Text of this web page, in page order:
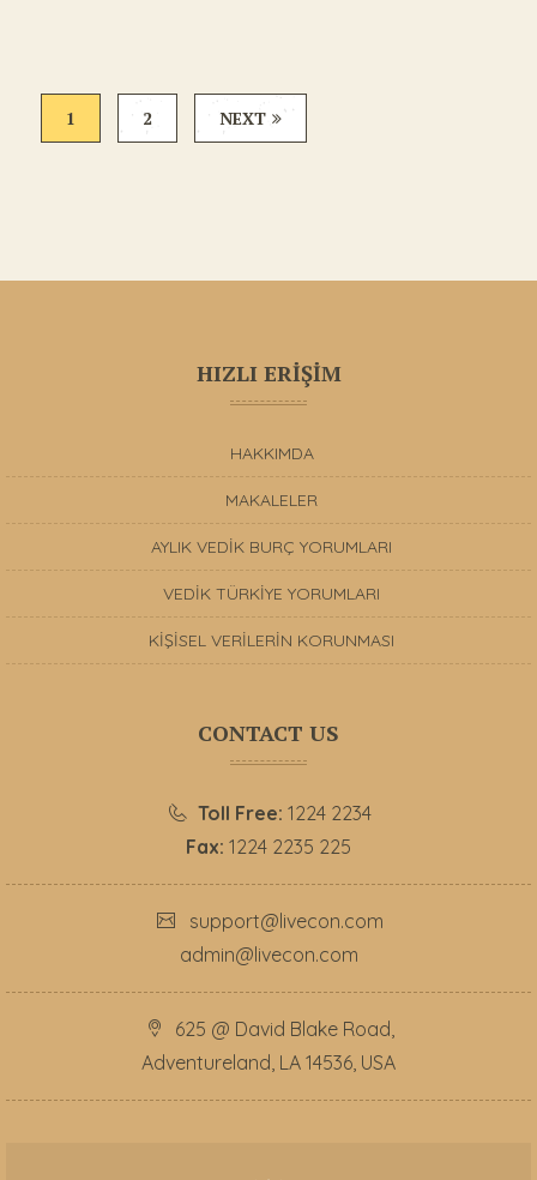
1 2 NEXT
HIZLI ERİŞİM
HAKKIMDA
MAKALELER
AYLIK VEDİK BURÇ YORUMLARI
VEDİK TÜRKİYE YORUMLARI
KİŞİSEL VERİLERİN KORUNMASI
CONTACT US
Toll Free: 1224 2234
Fax: 1224 2235 225
support@livecon.com
admin@livecon.com
625 @ David Blake Road,
Adventureland, LA 14536, USA